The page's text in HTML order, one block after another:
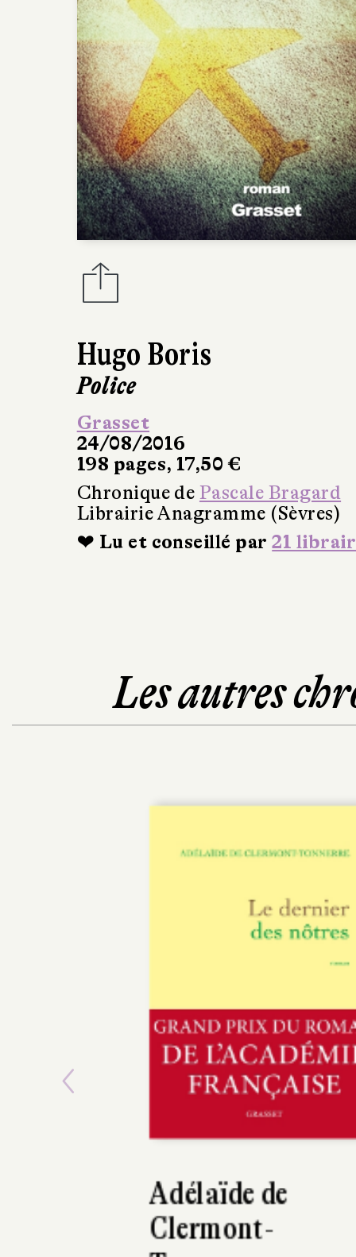
Hugo Boris
Police
Grasset
24/08/2016
198 pages, 17,50 €
Chronique de Pascale Bragard
Librairie Anagramme (Sèvres)
❤ Lu et conseillé par21
Les autres
Hugo Boris
Police
Previous